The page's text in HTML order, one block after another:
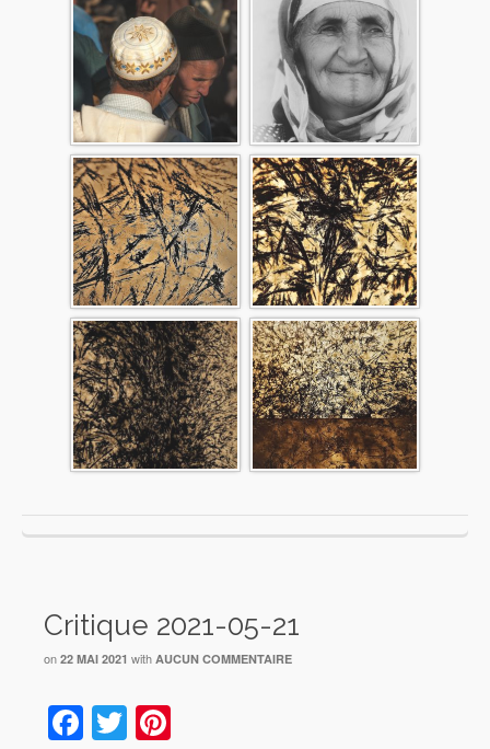
Critique 2021-05-21
on 22 MAI 2021 with AUCUN COMMENTAIRE
Facebook
Twitter